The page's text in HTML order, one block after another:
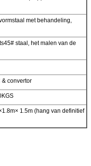
met behandeling,
staal, het malen van de
& convertor
1.5m (hang van definitief